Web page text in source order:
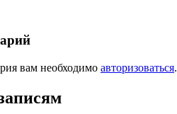
вам необходимо авторизоваться.